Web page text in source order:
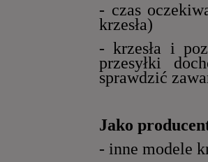
- czas
krzesła)
- krzesła i
przesyłki
sprawdzić
Jako
- inne modele